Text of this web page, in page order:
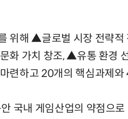
위해 ▲글로벌 시장 전략
화 가치 창조, ▲유통 환경
련하고 20개의 핵심과제
국내 게임산업의 약점으